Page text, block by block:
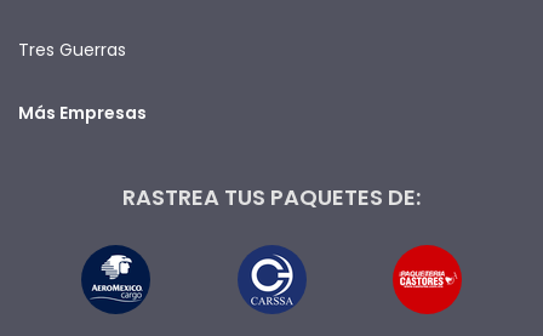
Tres Guerras
Más Empresas
RASTREA TUS PAQUETES DE: